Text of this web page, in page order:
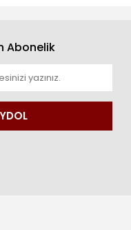
Abonelik